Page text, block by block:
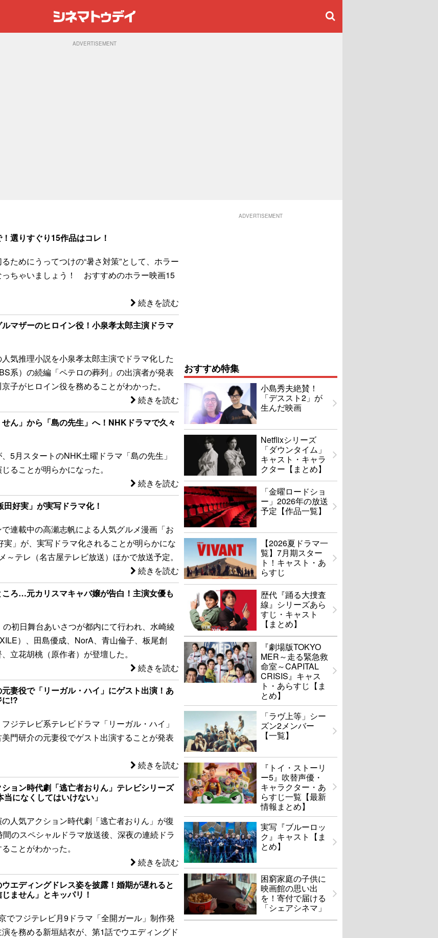
ADVERTISEMENT
選りすぐり15作品はコレ！
ためにうってつけの“暑さ対策”として、ホラー
っちゃいましょう！ おすすめのホラー映画15
続きを読む
マザーのヒロイン役！小泉孝太郎主演ドラマ
気推理小説を小泉孝太郎主演でドラマ化した
系）の続編「ペテロの葬列」の出演者が発表
子がヒロイン役を務めることがわかった。
続きを読む
ん」から「島の先生」へ！NHKドラマで久々
5月スタートのNHK土曜ドラマ「島の先生」
ることが明らかになった。
続きを読む
田好実」が実写ドラマ化！
連載中の高瀬志帆による人気グルメ漫画「お
実」が、実写ドラマ化されることが明らかにな
～テレ（名古屋テレビ放送）ほかで放送予定。
続きを読む
ろ…元カリスマキャバ嬢が告白！主演女優も
初日舞台あいさつが都内にて行われ、水崎綾
）、田島優成、NorA、青山倫子、板尾創
立花胡桃（原作者）が登壇した。
続きを読む
妻役で「リーガル・ハイ」にゲスト出演！あ
に!?
ジテレビ系テレビドラマ「リーガル・ハイ」
門研介の元妻役でゲスト出演することが発表
続きを読む
ョン時代劇「逃亡者おりん」テレビシリーズ
になくしてはいけない」
人気アクション時代劇「逃亡者おりん」が復
のスペシャルドラマ放送後、深夜の連続ドラ
ことがわかった。
続きを読む
エディングドレス姿を披露！婚期が遅れると
ません」とキッパリ！
でフジテレビ月9ドラマ「全開ガール」制作発
を務める新垣結衣が、第1話でウエディングド
ADVERTISEMENT
おすすめ特集
小島秀夫絶賛！
「デススト2」が
生んだ映画
Netflixシリーズ
「ダウンタイム」
キャスト・キャラ
クター【まとめ】
「金曜ロードショ
ー」2026年の放送
予定【作品一覧】
【2026夏ドラマ一
覧】7月期スター
ト！キャスト・あ
らすじ
歴代『踊る大捜査
線』シリーズあら
すじ・キャスト
【まとめ】
『劇場版TOKYO
MER～走る緊急救
命室～CAPITAL
CRISIS』キャス
ト・あらすじ【ま
とめ】
「ラヴ上等」シー
ズン2メンバー
【一覧】
『トイ・ストーリ
ー5』吹替声優・
キャラクター・あ
らすじ一覧【最新
情報まとめ】
実写『ブルーロッ
ク』キャスト【ま
とめ】
困窮家庭の子供に
映画館の思い出
を！寄付で届ける
「シェアシネマ」